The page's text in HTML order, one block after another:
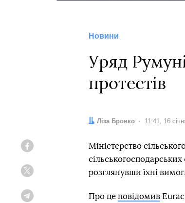
Новини
Уряд
протестів
Автор:
Ліза Бровко Дата:
11:41, 16
Міністерство
розглянувши їхні
Про це повідомив